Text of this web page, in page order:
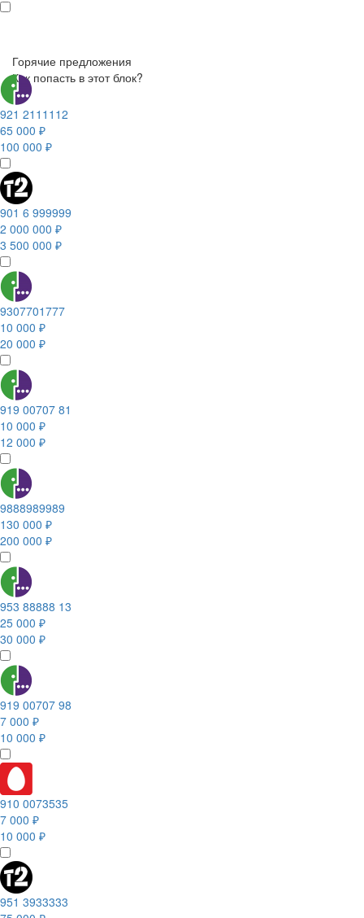
Горячие предложения
Как попасть в этот блок?
921 2111112
65 000 ₽
100 000 ₽
901 6 999999
2 000 000 ₽
3 500 000 ₽
9307701777
10 000 ₽
20 000 ₽
919 00707 81
10 000 ₽
12 000 ₽
9888989989
130 000 ₽
200 000 ₽
953 88888 13
25 000 ₽
30 000 ₽
919 00707 98
7 000 ₽
10 000 ₽
910 0073535
7 000 ₽
10 000 ₽
951 3933333